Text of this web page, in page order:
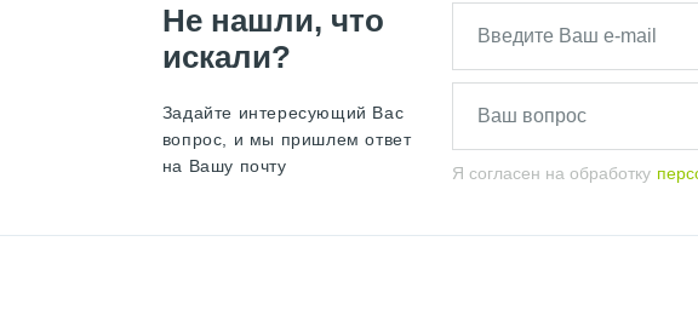
Не нашли, что
искали?
Задайте интересующий Вас
вопрос, и мы пришлем ответ
на Вашу почту
Я согласен на обработку